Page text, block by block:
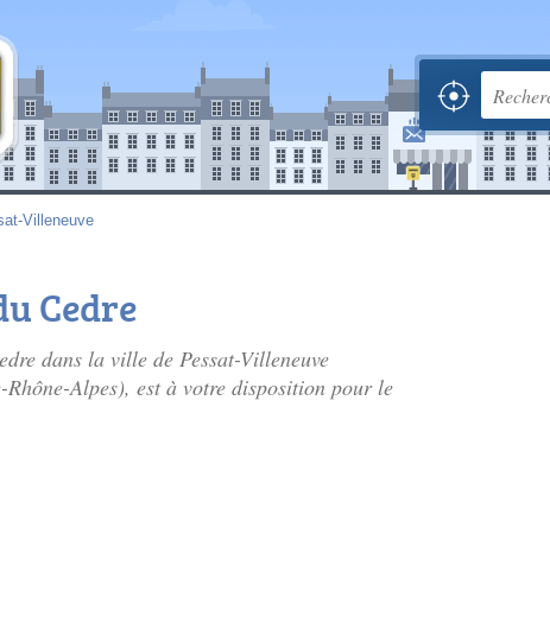
Villeneuve
Cedre
dans la ville de Pessat-Villeneuve
Alpes), est à votre disposition pour le